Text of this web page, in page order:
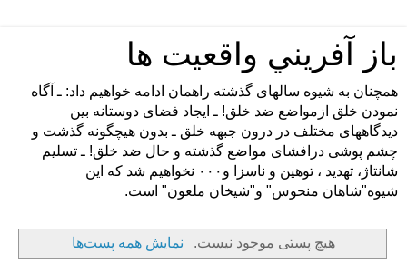
باز آفريني واقعيت ها
همچنان به شيوه سالهای گذشته راهمان ادامه خواهيم داد: ـ آگاه
نمودن خلق ازمواضع ضد خلق! ـ ايجاد فضای دوستانه بين
ديدگاههای مختلف در درون جبهه خلق ـ بدون هيچگونه گذشت و
چشم پوشی درافشای مواضع گذشته و حال ضد خلق! ـ تسليم
شانتاژ، تهديد ، توهين و ناسزا و۰۰۰ نخواهيم شد که اين
شيوه"شاهان منحوس" و"شيخان ملعون" است.
هیچ پستی موجود نیست. نمایش همه پست‌ها